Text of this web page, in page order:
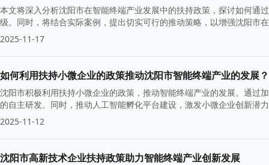
本文将深入分析沈阳市在智能终端产业发展中的扶持政策，探讨如何通
级。同时，将结合实际案例，提出切实可行的推动策略，以增强沈阳市
2025-11-17
如何利用扶持小微企业的政策推动沈阳市智能终端产业的发展？
沈阳市积极利用扶持小微企业的政策，推动智能终端产业的发展。通过
的自主研发。同时，推动人工智能孵化平台建设，激发小微企业创新潜
2025-11-12
沈阳市高新技术企业扶持政策助力智能终端产业创新发展